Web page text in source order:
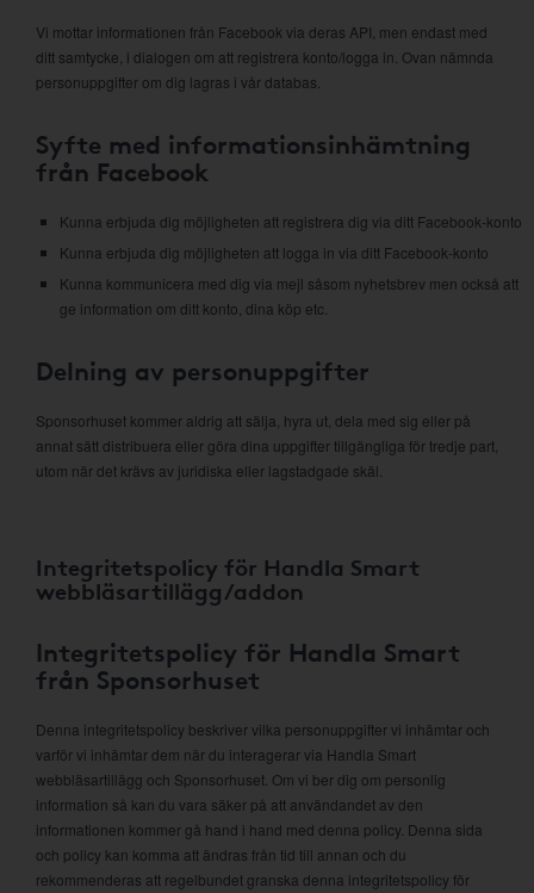
Vi mottar informationen från Facebook via deras API, men endast med
ditt samtycke, i dialogen om att registrera konto/logga in. Ovan nämnda
personuppgifter om dig lagras i vår databas.
Syfte med informationsinhämtning
från Facebook
Kunna erbjuda dig möjligheten att registrera dig via ditt Facebook-konto
Kunna erbjuda dig möjligheten att logga in via ditt Facebook-konto
Kunna kommunicera med dig via mejl såsom nyhetsbrev men också att
ge information om ditt konto, dina köp etc.
Delning av personuppgifter
Sponsorhuset kommer aldrig att sälja, hyra ut, dela med sig eller på
annat sätt distribuera eller göra dina uppgifter tillgängliga för tredje part,
utom när det krävs av juridiska eller lagstadgade skäl.
Integritetspolicy för Handla Smart
webbläsartillägg/addon
Integritetspolicy för Handla Smart
från Sponsorhuset
Denna integritetspolicy beskriver vilka personuppgifter vi inhämtar och
varför vi inhämtar dem när du interagerar via Handla Smart
webbläsartillägg och Sponsorhuset. Om vi ber dig om personlig
information så kan du vara säker på att användandet av den
informationen kommer gå hand i hand med denna policy. Denna sida
och policy kan komma att ändras från tid till annan och du
rekommenderas att regelbundet granska denna integritetspolicy för